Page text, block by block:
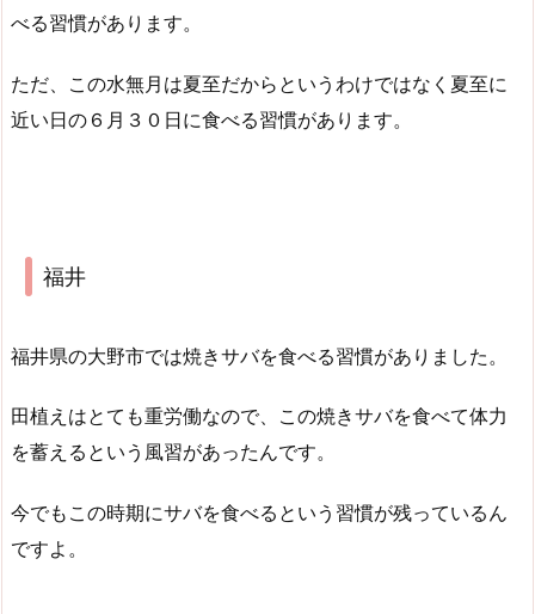
べる習慣があります。
ただ、この水無月は夏至だからというわけではなく夏至に
近い日の６月３０日に食べる習慣があります。
福井
福井県の大野市では焼きサバを食べる習慣がありました。
田植えはとても重労働なので、この焼きサバを食べて体力
を蓄えるという風習があったんです。
今でもこの時期にサバを食べるという習慣が残っているん
ですよ。